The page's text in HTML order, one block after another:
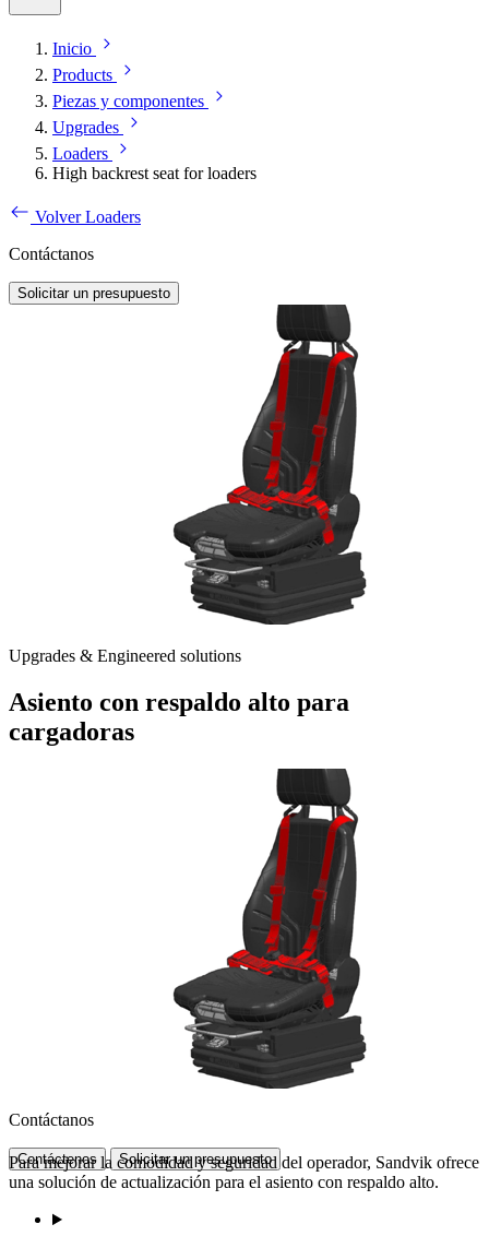
Inicio
Products
Piezas y componentes
Upgrades
Loaders
High backrest seat for loaders
Volver Loaders
Contáctanos
Solicitar un presupuesto
Upgrades & Engineered solutions
Asiento con respaldo alto para
cargadoras
Contáctanos
Contáctenos Solicitar un presupuesto
Para mejorar la comodidad y seguridad del operador, Sandvik ofrece
una solución de actualización para el asiento con respaldo alto.